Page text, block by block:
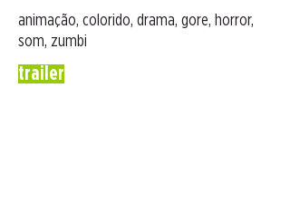
animação, colorido, drama, gore, horror,
som, zumbi
trailer